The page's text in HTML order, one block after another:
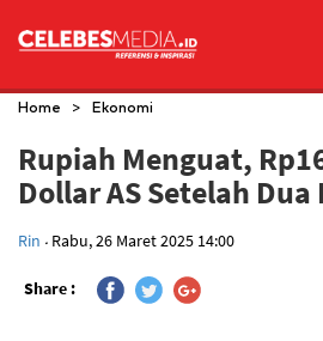
Home > Ekonomi
Rupiah Menguat,
Dollar AS Setelah
Rin . Rabu, 26 Maret 2025 14:00
Share :